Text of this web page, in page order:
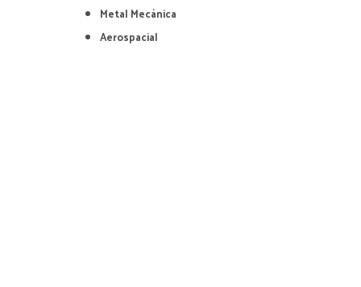
Metal Mecánica
Aerospacial